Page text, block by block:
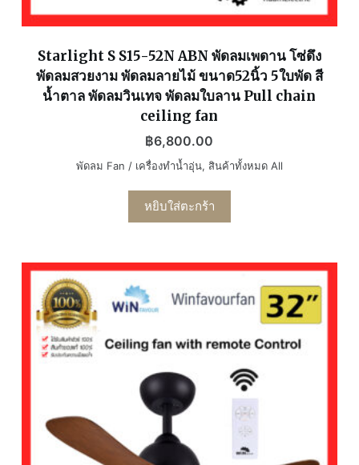
Starlight S S15-52N ABN พัดลมเพดาน โซ่ดึง
พัดลมสวยงาม พัดลมลายไม้ ขนาด52นิ้ว 5ใบพัด สี
น้ำตาล พัดลมวินเทจ พัดลมใบลาน Pull chain
ceiling fan
฿6,800.00
พัดลม Fan / เครื่องทำน้ำอุ่น, สินค้าทั้งหมด All
หยิบใส่ตะกร้า